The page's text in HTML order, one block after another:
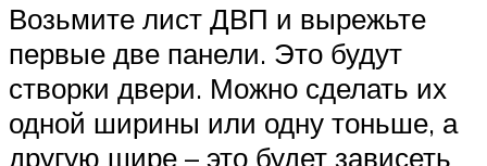
Возьмите лист ДВП и вырежьте
первые две панели. Это будут
створки двери. Можно сделать их
одной ширины или одну тоньше, а
другую шире – это будет зависеть